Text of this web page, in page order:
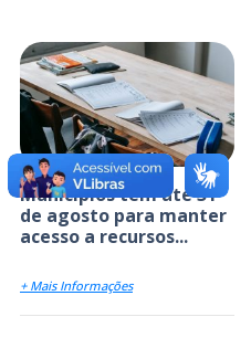
Municípios têm até 31
de agosto para manter
acesso a recursos...
+ Mais Informações